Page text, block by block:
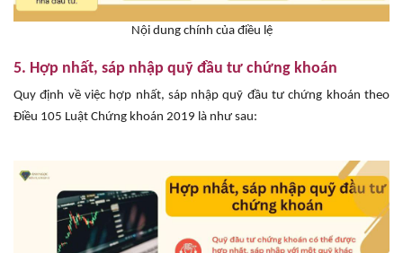
Nội dung chính của điều lệ
5. Hợp nhất, sáp nhập quỹ đầu tư chứng khoán
Quy định về việc hợp nhất, sáp nhập quỹ đầu tư chứng khoán theo
Điều 105 Luật Chứng khoán 2019 là như sau: